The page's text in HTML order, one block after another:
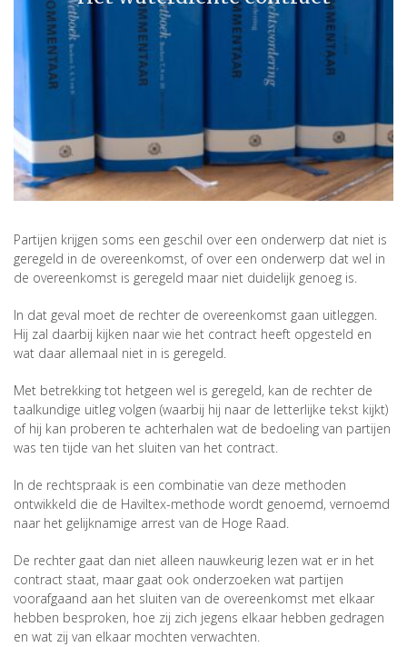
Partijen krijgen soms een geschil over een onderwerp dat niet is
geregeld in de overeenkomst, of over een onderwerp dat wel in
de overeenkomst is geregeld maar niet duidelijk genoeg is.
In dat geval moet de rechter de overeenkomst gaan uitleggen.
Hij zal daarbij kijken naar wie het contract heeft opgesteld en
wat daar allemaal niet in is geregeld.
Met betrekking tot hetgeen wel is geregeld, kan de rechter de
taalkundige uitleg volgen (waarbij hij naar de letterlijke tekst kijkt)
of hij kan proberen te achterhalen wat de bedoeling van partijen
was ten tijde van het sluiten van het contract.
In de rechtspraak is een combinatie van deze methoden
ontwikkeld die de Haviltex-methode wordt genoemd, vernoemd
naar het gelijknamige arrest van de Hoge Raad.
De rechter gaat dan niet alleen nauwkeurig lezen wat er in het
contract staat, maar gaat ook onderzoeken wat partijen
voorafgaand aan het sluiten van de overeenkomst met elkaar
hebben besproken, hoe zij zich jegens elkaar hebben gedragen
en wat zij van elkaar mochten verwachten.